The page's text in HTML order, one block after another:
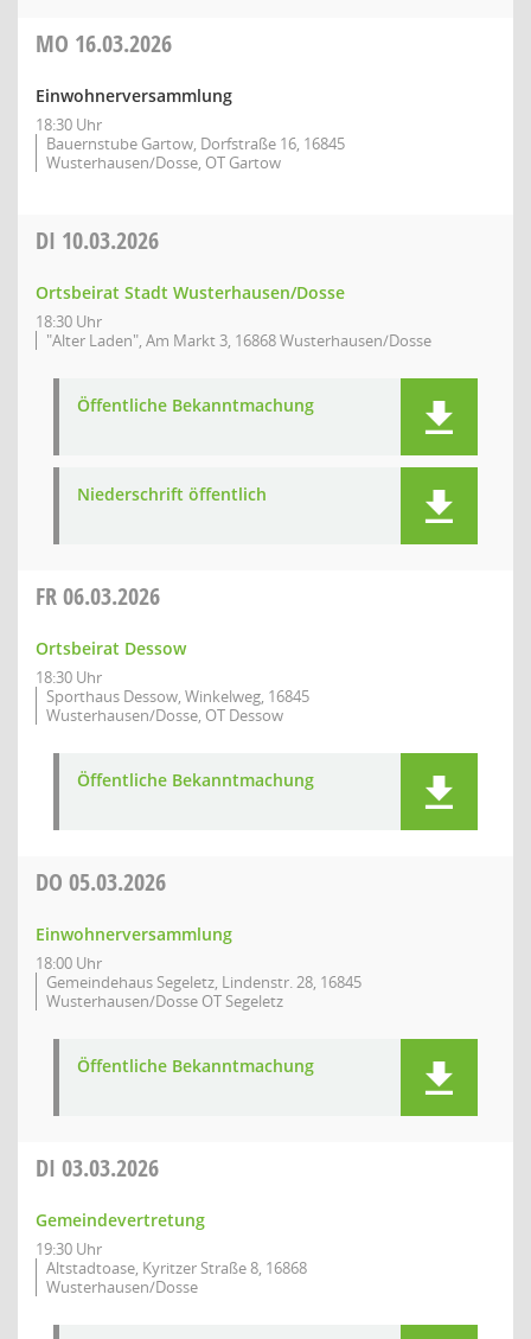
MO 16.03.2026
Einwohnerversammlung
18:30 Uhr
Bauernstube Gartow, Dorfstraße 16, 16845
Wusterhausen/Dosse, OT Gartow
DI 10.03.2026
Ortsbeirat Stadt Wusterhausen/Dosse
18:30 Uhr
"Alter Laden", Am Markt 3, 16868 Wusterhausen/Dosse
Öffentliche Bekanntmachung
Niederschrift öffentlich
FR06.03.2026
Ortsbeirat Dessow
18:30 Uhr
Sporthaus Dessow, Winkelweg, 16845
Wusterhausen/Dosse, OT Dessow
Öffentliche Bekanntmachung
DO 05.03.2026
Einwohnerversammlung
18:00 Uhr
Gemeindehaus Segeletz, Lindenstr. 28, 16845
Wusterhausen/Dosse OT Segeletz
Öffentliche Bekanntmachung
DI 03.03.2026
Gemeindevertretung
19:30 Uhr
Altstadtoase, Kyritzer Straße 8, 16868
Wusterhausen/Dosse